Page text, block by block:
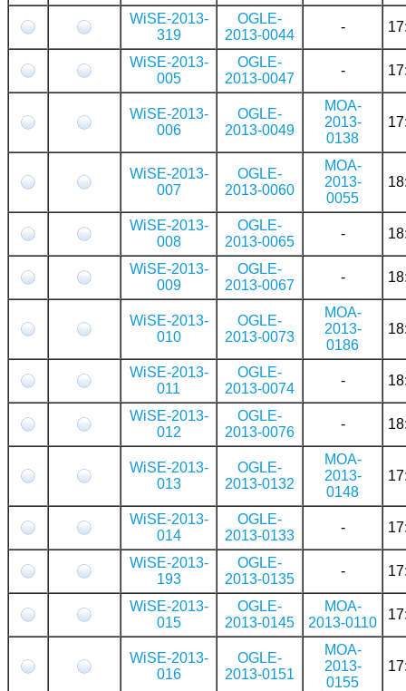
WiSE-2013-
319
OGLE-
2013-0044
-
WiSE-2013-
005
OGLE-
2013-0047
-
WiSE-2013-
006
OGLE-
2013-0049
MOA-
2013-
0138
WiSE-2013-
007
OGLE-
2013-0060
MOA-
2013-
0055
WiSE-2013-
008
OGLE-
2013-0065
-
WiSE-2013-
009
OGLE-
2013-0067
-
WiSE-2013-
010
OGLE-
2013-0073
MOA-
2013-
0186
WiSE-2013-
011
OGLE-
2013-0074
-
WiSE-2013-
012
OGLE-
2013-0076
-
WiSE-2013-
013
OGLE-
2013-0132
MOA-
2013-
0148
WiSE-2013-
014
OGLE-
2013-0133
-
WiSE-2013-
193
OGLE-
2013-0135
-
WiSE-2013-
015
OGLE-
2013-0145
MOA-
2013-0110
WiSE-2013-
016
OGLE-
2013-0151
MOA-
2013-
0155